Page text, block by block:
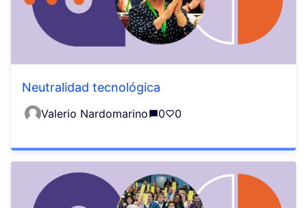
Neutralidad tecnológica
Valerio Nardomarino 0 0